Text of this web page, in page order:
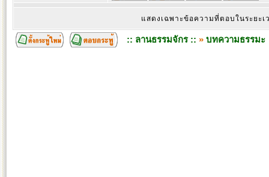
แสดงเฉพาะข้อความที่ตอบในระยะ
:: ลานธรรมจักร :: » บทความธรรมะ